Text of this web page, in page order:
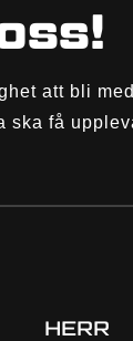
att bli
ska få
HERR